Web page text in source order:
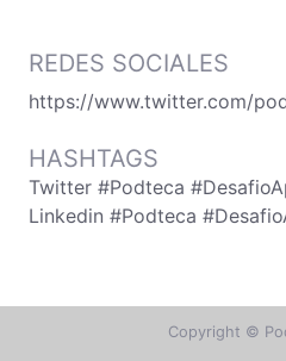
REDES SOCIALES
https://www.twitter.com/
HASHTAGS
Twitter #Podteca
Linkedin #Podteca
Copyright ©